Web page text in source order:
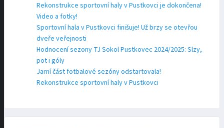
Rekonstrukce sportovní haly v Pustkovci je dokončena!
Video a fotky!
Sportovní hala v Pustkovci finišuje! Už brzy se otevřou
dveře veřejnosti
Hodnocení sezony TJ Sokol Pustkovec 2024/2025: Slzy,
pot i góly
Jarní část fotbalové sezóny odstartovala!
Rekonstrukce sportovní haly v Pustkovci